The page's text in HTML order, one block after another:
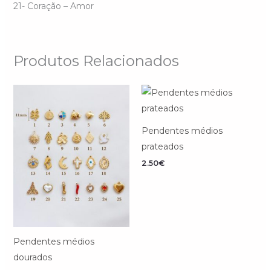
21- Coração – Amor
Produtos Relacionados
Pendentes médios
dourados
Pendentes médios
prateados
2.50€